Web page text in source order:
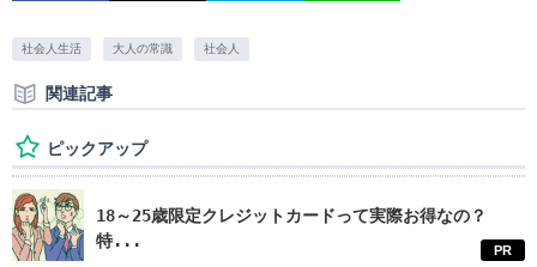
社会人生活 大人の常識 社会人
関連記事
ピックアップ
18～25歳限定クレジットカードって実際お得なの？
特...
PR